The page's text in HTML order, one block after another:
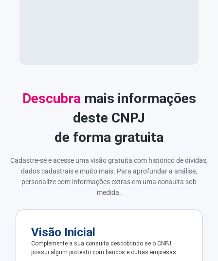
Descubramais informações
deste CNPJ
de forma gratuita
Cadastre-se e acesse uma visão gratuita com histórico de dívidas,
dados cadastrais e muito mais. Para aprofundar a análise,
personalize com informações extras em uma consulta sob
medida.
Visão Inicial
Complemente a sua consulta descobrindo se o CNPJ
possui algum protesto com bancos e outras empresas.